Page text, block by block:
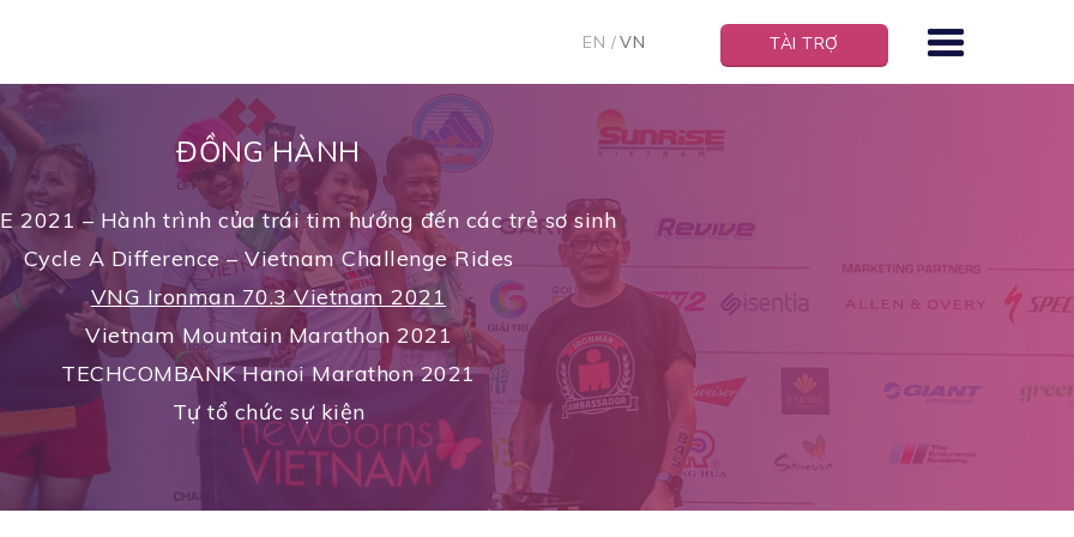
EN VN TÀI TRỢ
ĐỒNG HÀNH
2021 – Hành trình của trái tim hướng đến các trẻ sơ sinh
Cycle A Difference – Vietnam Challenge Rides
VNG Ironman 70.3 Vietnam 2021
Vietnam Mountain Marathon 2021
TECHCOMBANK Hanoi Marathon 2021
Tự tổ chức sự kiện